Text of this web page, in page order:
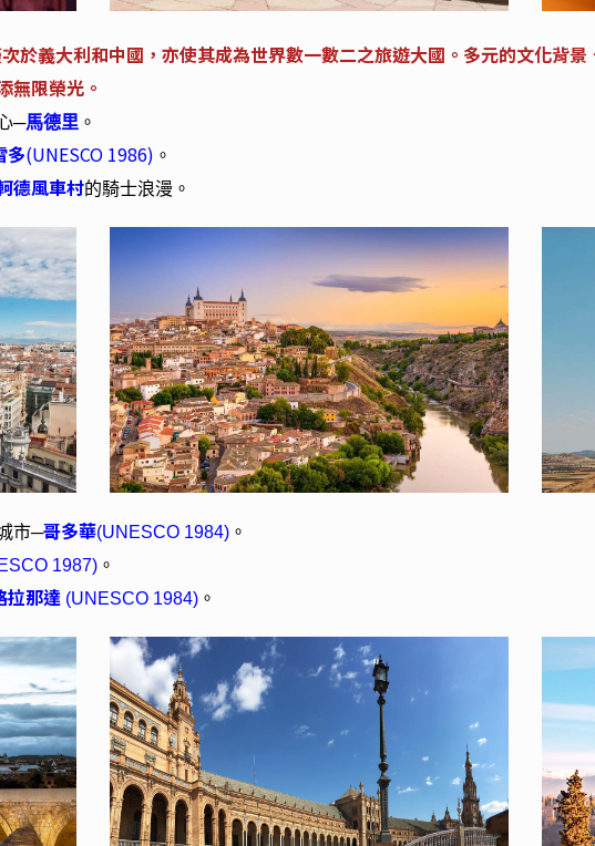
於義大利和中國，亦使其成為世界數一數二之旅遊大國。多元的文化背
無限榮光。
─馬德里 。
多(UNESCO 1986) 。
德風車村的騎士浪漫。
市─哥多華(UNESCO 1984)。
1987)。
拉那達 (UNESCO 1984)。